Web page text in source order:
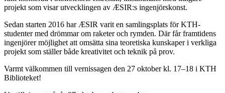
projekt som visar utvecklingen av ÆSIR:s ingenjörskonst.
Sedan starten 2016 har ÆSIR varit en samlingsplats för KTH-
studenter med drömmar om raketer och rymden. Där får framtidens
ingenjörer möjlighet att omsätta sina teoretiska kunskaper i verkliga
projekt som ställer både kreativitet och teknik på prov.
Varmt välkommen till vernissagen den 27 oktober kl. 17–18 i KTH
Biblioteket!